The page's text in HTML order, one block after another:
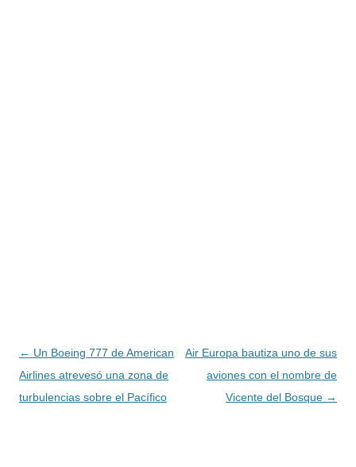
Navegación
de
entradas
← Un Boeing 777 de American
Airlines atrevesó una zona de
turbulencias sobre el Pacífico
Air Europa bautiza uno de sus
aviones con el nombre de
Vicente del Bosque →